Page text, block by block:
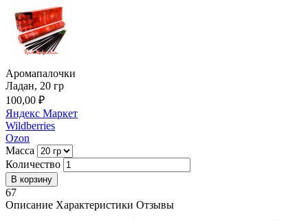
Аромапалочки
Ладан, 20 гр
100,00 ₽
Яндекс Маркет
Wildberries
Ozon
Масса
Количество
67
Описание Характеристики Отзывы